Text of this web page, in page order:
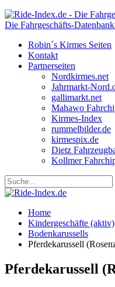
Die Fahrgeschäfts-
Robin´s Kirmes Seiten
Kontakt
Partnerseiten
Nordkirmes.net
Jahrmarkt-
gallimarkt.net
Mahawo
Kirmes-Index
rummelbilder.de
kirmespix.de
Dietz
Kollmer
Home
Kindergeschäfte (aktiv)
Bodenkarussells
Pferdekarussell
Pferdekarussell